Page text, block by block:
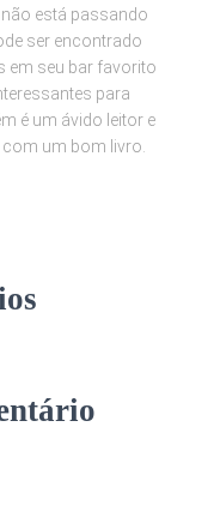
está passando
ser encontrado
em seu bar favorito
para
é um ávido leitor e
um bom livro.